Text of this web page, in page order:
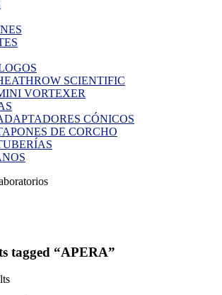
SCIENTIFIC
VORTEXER
CÓNICOS
DE CORCHO
tagged “APERA”